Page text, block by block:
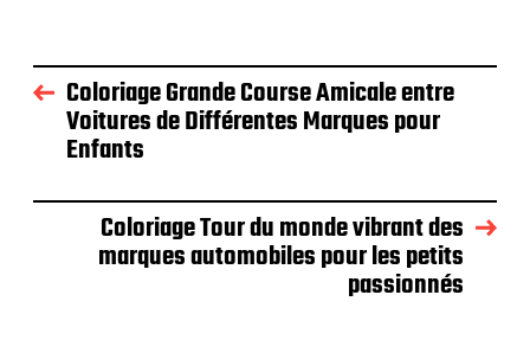
Coloriage Grande Course Amicale entre
Voitures de Différentes Marques pour
Enfants
Coloriage Tour du monde vibrant des
marques automobiles pour les petits
passionnés